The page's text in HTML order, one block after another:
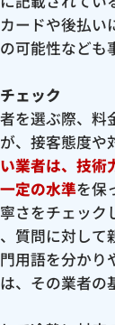
ードや後払い
可能性なども
ェック
を選ぶ際、料
、接客態度や
業者は、技術
定の水準を保
さをチェック
質問に対して
用語を分かり
、その業者の